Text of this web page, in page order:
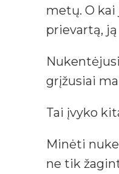
metų. O
prievartą,
grįžusiai
Tai įvyko
Minėti
ne tik